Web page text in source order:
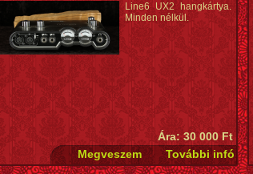
Line6 UX2 hangkártya.
Minden nélkül.
Ára: 30 000 Ft